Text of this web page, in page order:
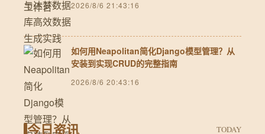
2026/8/6 21:43:16
如何用Neapolitan简化Django模型管理？从
安装到实现CRUD的完整指南
2026/8/6 20:43:16
今日资讯 TODAY